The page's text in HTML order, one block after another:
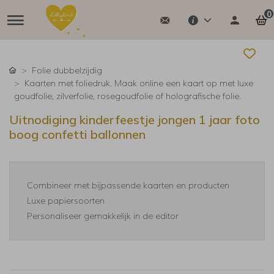
0
Folie dubbelzijdig
Kaarten met foliedruk. Maak online een kaart op met luxe
goudfolie, zilverfolie, rosegoudfolie of holografische folie.
Uitnodiging kinderfeestje jongen 1 jaar foto
boog confetti ballonnen
Combineer met bijpassende kaarten en producten
Luxe papiersoorten
Personaliseer gemakkelijk in de editor